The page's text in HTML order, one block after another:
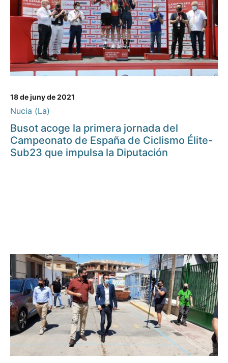
18 de juny de 2021
Nucia (La)
Busot acoge la primera jornada del
Campeonato de España de Ciclismo Élite-
Sub23 que impulsa la Diputación